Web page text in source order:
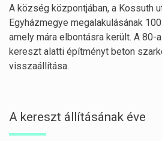
A község központjában, a Kossuth
Egyházmegye megalakulásának
amely mára elbontásra került. A
kereszt alatti építményt beton
visszaállítása.
A kereszt állításának éve